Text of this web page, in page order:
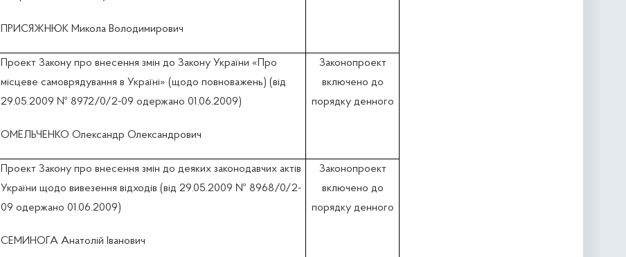
ПРИСЯЖНЮК Микола Володимирович
Проект Закону про внесення змін до Закону України «Про
місцеве самоврядування в Україні» (щодо повноважень) (вiд
29.05.2009 № 8972/0/2-09 одержано 01.06.2009)
ОМЕЛЬЧЕНКО Олександр Олександрович
Законопроект
включено до
порядку денного
Проект Закону про внесення змін до деяких законодавчих актів
України щодо вивезення відходів (вiд 29.05.2009 № 8968/0/2-
09 одержано 01.06.2009)
СЕМИНОГА Анатолій Іванович
Законопроект
включено до
порядку денного